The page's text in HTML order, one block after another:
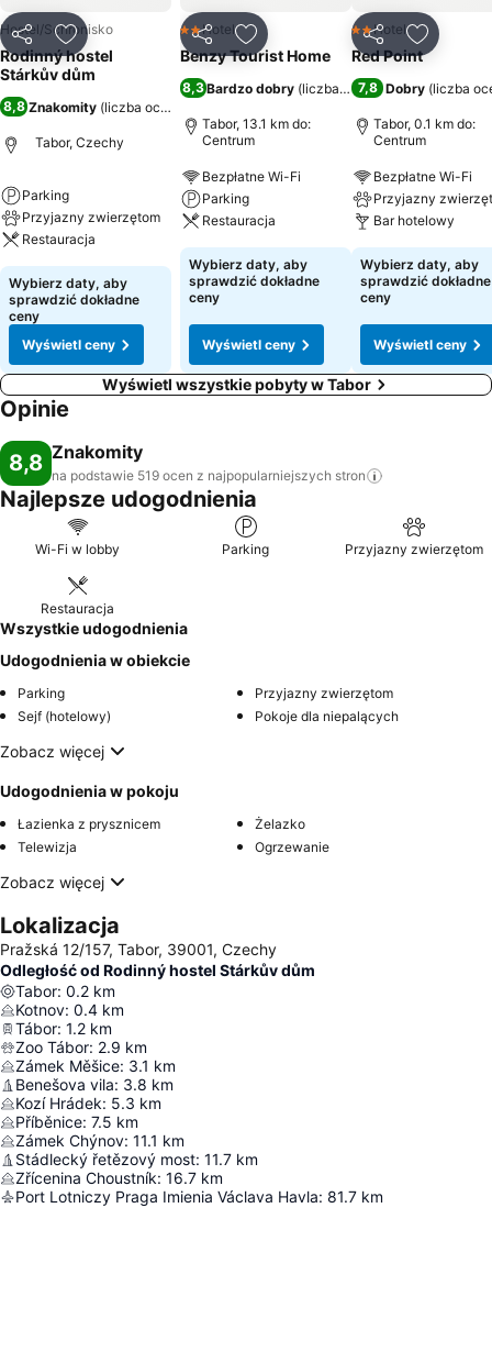
UdostępnijDodaj do ulubionych
Hostel/Schronisko
Rodinný hostel
Stárkův dům
8,8 Znakomity (liczba ocen: 519
Tabor, Czechy
Parking
Przyjazny zwierzętom
Restauracja
Wybierz daty, aby
sprawdzić dokładne
ceny
Wyświetl ceny
UdostępnijDodaj do ulubionych
2 Kategoria
Hotel
Benzy Tourist Home
8,3Bardzo dobry (liczba ocen: 94)
Tabor, 13.1 km do:
Centrum
Bezpłatne Wi-Fi
Parking
Restauracja
Wybierz daty, aby
sprawdzić dokładne
ceny
Wyświetl ceny
UdostępnijDodaj
2 Kategoria
Hotel
Red Point
7,8 Dobry (liczba
Tabor, 0.1 km do:
Centrum
Bezpłatne Wi-Fi
Przyjazny
Bar hotelowy
Wybierz daty, aby
sprawdzić dokładne
ceny
Wyświetl ceny
Wyświetl wszystkie pobyty w Tabor
Opinie
8,8 Znakomity
na podstawie 519 ocen z najpopularniejszych stron
Najlepsze udogodnienia
Wi-Fi w lobby Parking Przyjazny zwierzętom
Restauracja
Wszystkie udogodnienia
Udogodnienia w obiekcie
Parking
Przyjazny zwierzętom
Sejf (hotelowy)
Pokoje dla niepalących
Zobacz więcej
Udogodnienia w pokoju
Łazienka z prysznicem
Żelazko
Telewizja
Ogrzewanie
Zobacz więcej
Lokalizacja
Pražská 12/157, Tabor, 39001, Czechy
Odległość od Rodinný hostel Stárkův dům
Tabor: 0.2 km
Kotnov: 0.4 km
Tábor: 1.2 km
Zoo Tábor: 2.9 km
Zámek Měšice: 3.1 km
Benešova vila: 3.8 km
Kozí Hrádek: 5.3 km
Příběnice: 7.5 km
Zámek Chýnov: 11.1 km
Stádlecký řetězový most: 11.7 km
Zřícenina Choustník: 16.7 km
Port Lotniczy Praga Imienia Václava Havla: 81.7 km